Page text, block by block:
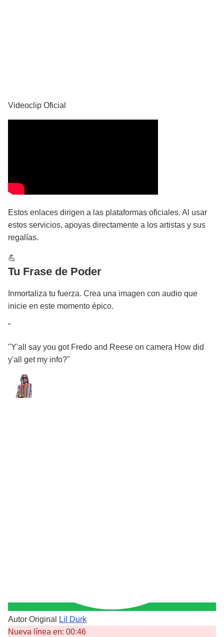
Videoclip Oficial
Estos enlaces dirigen a las plataformas oficiales. Al usar
estos servicios, apoyas directamente a los artistas y sus
regalías.
💪
Tu Frase de Poder
Inmortaliza tu fuerza. Crea una imagen con audio que
inicie en este momento épico.
"
"Y'all say you got Fredo and Reese on camera How did
y'all get my info?"
Autor Original
Lil Durk
Nueva línea en: 00:46